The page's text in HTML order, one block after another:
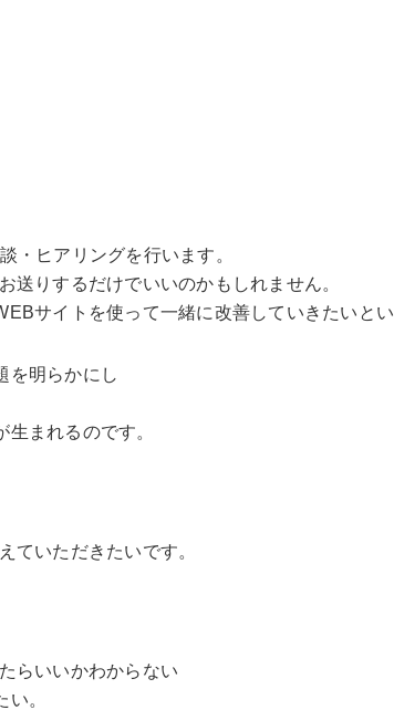
・ヒアリングを行います。
送りするだけでいいのかもしれません。
サイトを使って一緒に改善していきたいとい
を明らかにし
まれるのです。
ていただきたいです。
らいいかわからない
。